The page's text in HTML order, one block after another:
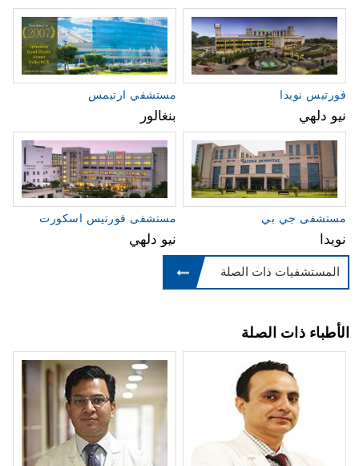
مستشفي ارتيمس
بنغالور
فورتيس نويدا
نيو دلهي
مستشفى فورتيس اسكورت
نيو دلهي
مستشفى جي بي
نويدا
المستشفيات ذات الصلة
الأطباء ذات الصلة